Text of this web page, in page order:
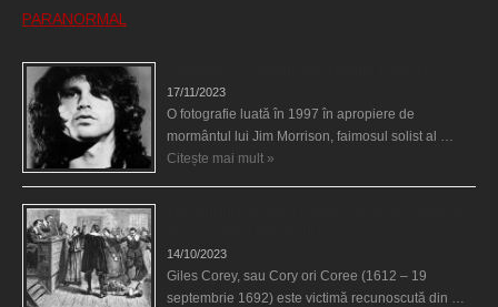
PARANORMAL
17/11/2023
O fotografie luată în 1997 în apropiere de
mormântul lui Jim Morrison, faimosul solist al …
Citește mai mult »
14/10/2023
Giles Corey, sau Cory ori Coree (1612 – 19
septembrie 1692) este victimă recunoscută din …